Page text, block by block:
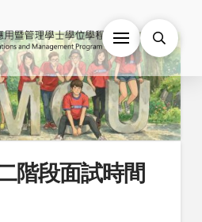
階段面試時間